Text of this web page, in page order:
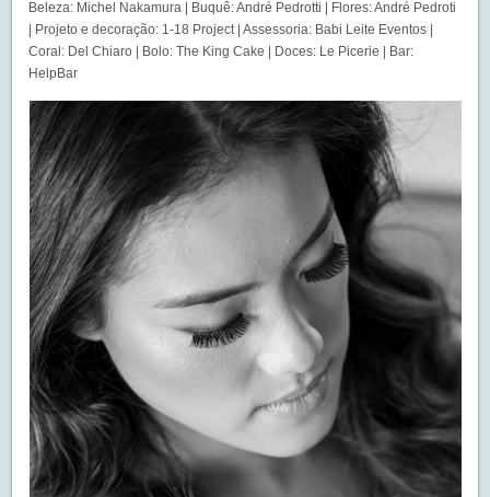
Beleza: Michel Nakamura | Buquê: André Pedrotti | Flores: André Pedroti
| Projeto e decoração: 1-18 Project | Assessoria: Babi Leite Eventos |
Coral: Del Chiaro | Bolo: The King Cake | Doces: Le Picerie | Bar:
HelpBar